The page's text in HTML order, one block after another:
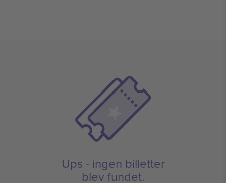
Ups - ingen billetter
blev fundet.